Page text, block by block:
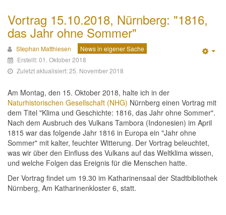
Vortrag 15.10.2018, Nürnberg: "1816,
das Jahr ohne Sommer"
Stephan Matthiesen
News in eigener Sache
Erstellt: 01. Oktober 2018
Zuletzt aktualisiert: 25. November 2018
Am Montag, den 15. Oktober 2018, halte ich in der
Naturhistorischen Gesellschaft (NHG) Nürnberg einen Vortrag mit
dem Titel "Klima und Geschichte: 1816, das Jahr ohne Sommer".
Nach dem Ausbruch des Vulkans Tambora (Indonesien) im April
1815 war das folgende Jahr 1816 in Europa ein "Jahr ohne
Sommer" mit kalter, feuchter Witterung. Der Vortrag beleuchtet,
was wir über den Einfluss des Vulkans auf das Weltklima wissen,
und welche Folgen das Ereignis für die Menschen hatte.
Der Vortrag findet um 19.30 im Katharinensaal der Stadtbibliothek
Nürnberg, Am Katharinenkloster 6, statt.